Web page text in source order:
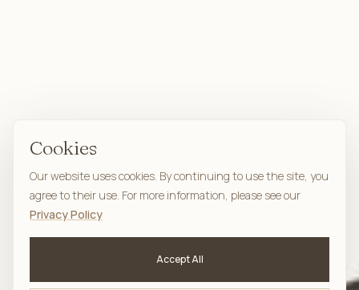
Cookies
Our website uses cookies. By continuing to use the site, you
agree to their use. For more information, please see our
Privacy Policy
Accept All